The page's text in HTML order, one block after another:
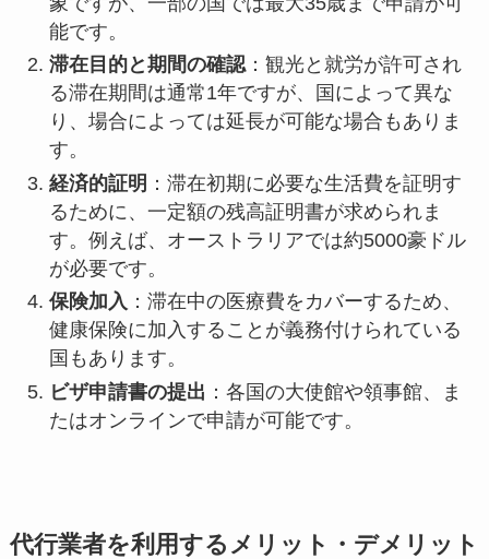
能です。
滞在目的と期間の確認：観光と就労が許可され
る滞在期間は通常1年ですが、国によって異な
り、場合によっては延長が可能な場合もありま
す。
経済的証明 ：滞在初期に必要な生活費を証明す
るために、一定額の残高証明書が求められま
す。例えば、オーストラリアでは約5000豪ドル
が必要です。
保険加入 ：滞在中の医療費をカバーするため、
健康保険に加入することが義務付けられている
国もあります。
ビザ申請書の提出 ：各国の大使館や領事館、ま
たはオンラインで申請が可能です。
代行業者を利用するメリット・デメリット